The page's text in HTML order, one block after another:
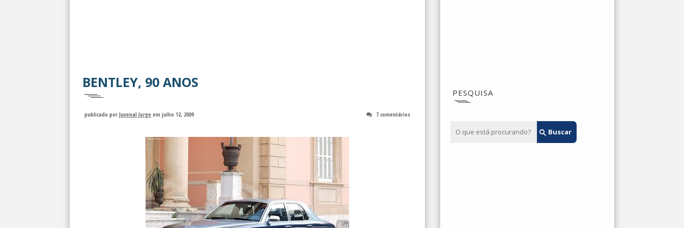
BENTLEY, 90 ANOS
publicado por Juvenal Jorge em julho 12, 2009 7 comentários
PESQUISA